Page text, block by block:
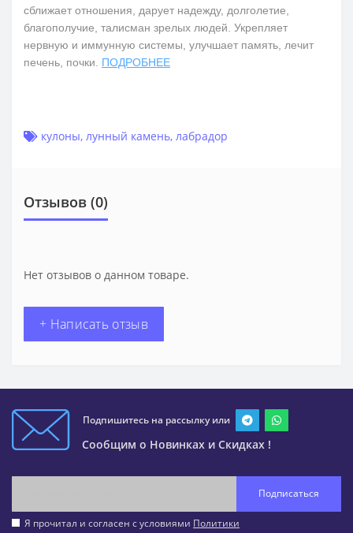
сближает отношения, дарует надежду, долголетие,
благополучие, талисман зрелых людей. Укрепляет
нервную и иммунную системы, улучшает память, лечит
печень, почки. ПОДРОБНЕЕ
кулоны, лунный камень, лабрадор
Отзывов (0)
Нет отзывов о данном товаре.
+ Написать отзыв
Подпишитесь на рассылку или
Сообщим о Новинках и Скидках !
Подписаться
Я прочитал и согласен с условиями Политики